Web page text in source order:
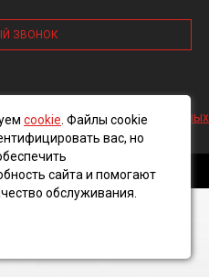
ЗВОНОК
обработки персональных данных
компания, 2016 ©
cookie . Файлы cookie
вас, но
сайта и помогают
обслуживания.